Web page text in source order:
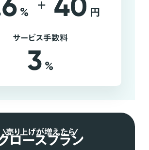
% + 円
サービス手数料
3 %
売り上げが増えたら
ロースプラン